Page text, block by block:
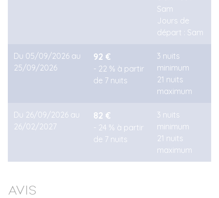
Sam
Jours de
départ : Sam
Du 05/09/2026 au
25/09/2026
92 €
- 22 % à partir
de 7 nuits
3 nuits
minimum
21 nuits
maximum
Du 26/09/2026 au
26/02/2027
82 €
- 24 % à partir
de 7 nuits
3 nuits
minimum
21 nuits
maximum
Avis